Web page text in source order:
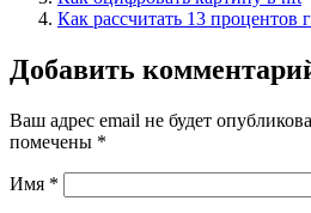
Как рассчитать 13 процентов
Добавить
Ваш адрес email не будет
помечены *
Имя *